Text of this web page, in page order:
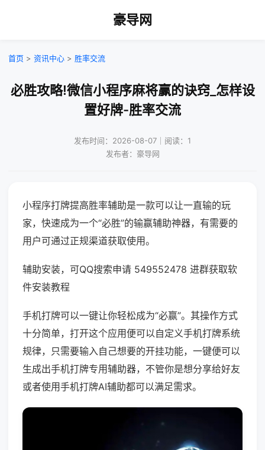
豪导网
首页 > 资讯中心 > 胜率交流
必胜攻略!微信小程序麻将赢的诀窍_怎样设
置好牌-胜率交流
发布时间：2026-08-07｜阅读：1
发布者：豪导网
小程序打牌提高胜率辅助是一款可以让一直输的玩
家，快速成为一个“必胜”的输赢辅助神器，有需要的
用户可通过正规渠道获取使用。
辅助安装，可QQ搜索申请 549552478 进群获取软
件安装教程
手机打牌可以一键让你轻松成为“必赢”。其操作方式
十分简单，打开这个应用便可以自定义手机打牌系统
规律，只需要输入自己想要的开挂功能，一键便可以
生成出手机打牌专用辅助器，不管你是想分享给好友
或者使用手机打牌AI辅助都可以满足需求。